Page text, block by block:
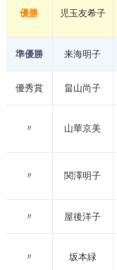
優勝 児玉友希子
準優勝 来海明子
優秀賞 畠山尚子
〃 山華京美
〃 関澤明子
〃 屋後洋子
〃 坂本緑